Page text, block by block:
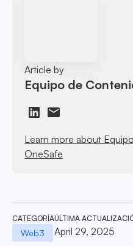
Article by
Equipo de
Learn more about
OneSafe
CATEGORÍA
Web3
ÚLTIMA
April 29, 2025